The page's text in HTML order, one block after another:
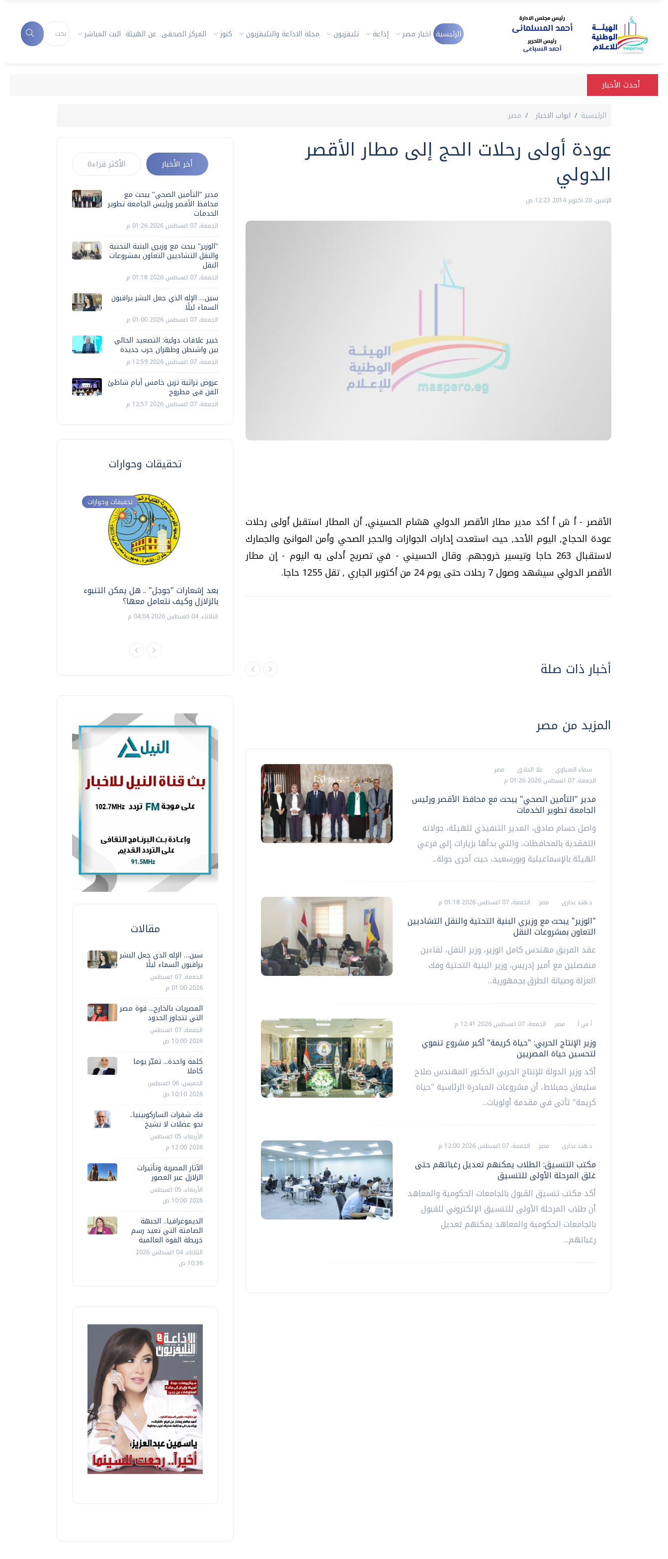
الرئيسية اخبار مصر إذاعة تليفزيون مجلة الاذاعة والتليفزيون كنوز المركز الصحفى عن الهيئة البث المباشر
أحدث الأخبار
الرئيسية ابواب الاخبار مصر
عودة أولى رحلات الحج إلى مطار الأقصر
الدولي
الإثنين، 20 اكتوبر 2014 12:23 ص
الأقصر - أ ش أ أكد مدير مطار الأقصر الدولي هشام الحسيني, أن المطار استقبل أولى رحلات
عودة الحجاج, اليوم الأحد, حيث استعدت إدارات الجوازات والحجر الصحي وأمن الموانئ والجمارك
لاستقبال 263 حاجا وتيسير خروجهم. وقال الحسيني - في تصريح أدلى به اليوم - إن مطار
الأقصر الدولي سيشهد وصول 7 رحلات حتى يوم 24 من أكتوبر الجاري , تقل 1255 حاجا.
أخبار ذات صلة
المزيد من مصر
سماء المنياوي علا الحاذق
مصر
الجمعة، 07 اغسطس 2026 01:26 م
مدير "التأمين الصحي" يبحث مع محافظ الأقصر ورئيس
الجامعة تطوير الخدمات
واصل حسام صادق، المدير التنفيذي للهيئة، جولاته
التفقدية بالمحافظات، والتي بدأها بزيارات إلى فرعي
الهيئة بالإسماعيلية وبورسعيد، حيث أجرى جولة...
د.هند بدارى مصر الجمعة، 07 اغسطس 2026 01:18 م
"الوزير" يبحث مع وزيري البنية التحتية والنقل التشاديين
التعاون بمشروعات النقل
عقد الفريق مهندس كامل الوزير، وزير النقل، لقاءين
منفصلين مع أمير إدريس، وزير البنية التحتية وفك
العزلة وصيانة الطرق بجمهورية...
أ ش أ مصر الجمعة، 07 اغسطس 2026 12:41 م
وزير الإنتاج الحربي: "حياة كريمة" أكبر مشروع تنموي
لتحسين حياة المصريين
أكد وزير الدولة للإنتاج الحربي الدكتور المهندس صلاح
سليمان جمبلاط، أن مشروعات المبادرة الرئاسية "حياة
كريمة" تأتى في مقدمة أولويات...
د.هند بدارى مصر الجمعة، 07 اغسطس 2026 12:00 م
مكتب التنسيق: الطلاب يمكنهم تعديل رغباتهم حتى
غلق المرحلة الأولى للتنسيق
أكد مكتب تنسيق القبول بالجامعات الحكومية والمعاهد
أن طلاب المرحلة الأولى للتنسيق الإلكتروني للقبول
بالجامعات الحكومية والمعاهد يمكنهم تعديل
رغباتهم...
أخر الأخبار الأكثر قراءة
مدير "التأمين الصحي" يبحث مع
محافظ الأقصر ورئيس الجامعة تطوير
الخدمات
الجمعة، 07 اغسطس 2026 01:26 م
"الوزير" يبحث مع وزيري البنية التحتية
والنقل التشاديين التعاون بمشروعات
النقل
الجمعة، 07 اغسطس 2026 01:18 م
سين… الإله الذي جعل البشر يراقبون
السماء ليلًا
الجمعة، 07 اغسطس 2026 01:00 م
خبير علاقات دولية: التصعيد الحالي
بين واشنطن وطهران حرب جديدة
الجمعة، 07 اغسطس 2026 12:59 م
عروض تراثية تزين خامس أيام شاطئ
الفن فى مطروح
الجمعة، 07 اغسطس 2026 12:57 م
تحقيقات وحوارات
تحقيقات وحوارات
بعد إشعارات "جوجل" .. هل يمكن التنبوء
بالزلازل وكيف نتعامل معها؟
الثلاثاء، 04 اغسطس 2026 04:04 م
مقالات
سين… الإله الذي جعل البشر
يراقبون السماء ليلًا
الجمعة، 07 اغسطس
2026 01:00 م
المصريات بالخارج... قوة مصر
التي تتجاوز الحدود
الجمعة، 07 اغسطس
2026 10:00 ص
كلمة واحدة... تغيّر يوما
كاملا
الخميس، 06 اغسطس
2026 10:10 ص
فك شفرات الساركوبينيا..
نحو عضلات لا تشيخ
الأربعاء، 05 اغسطس
2026 12:00 م
الآثار المصرية وتأثيرات
الزلازل عبر العصور
الأربعاء، 05 اغسطس
2026 10:00 ص
الديموغرافيا.. الجبهة
الصامتة التي تعيد رسم
خريطة القوة العالمية
الثلاثاء، 04 اغسطس 2026
10:36 ص